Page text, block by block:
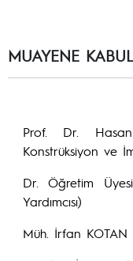
MUAYENE
Prof. Dr.
Konstrüksiyon ve
Dr. Öğretim
Yardımcısı)
Müh. İrfan KOTAN